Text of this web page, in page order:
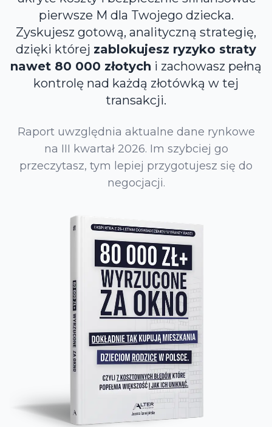
ukryte koszty i bezpiecznie sfinansować
pierwsze M dla Twojego dziecka.
Zyskujesz gotową, analityczną strategię,
dzięki której zablokujesz ryzyko straty
nawet 80 000 złotych
i zachowasz pełną
kontrolę nad każdą złotówką w tej
transakcji.
Raport uwzględnia aktualne dane rynkowe
III kwartał 2026
. Im szybciej go
przeczytasz, tym lepiej przygotujesz się do
negocjacji.